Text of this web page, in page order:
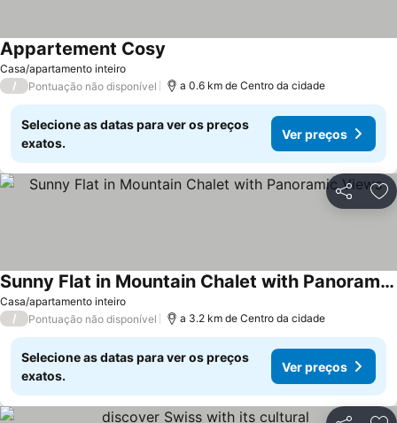
Casa/apartamento inteiro
Appartement Cosy
/ Pontuação não disponível a 0.6 km de Centro da cidade
Selecione as datas para ver os preços
exatos.
Ver preços
Partilhar
Casa/apartamento inteiro
Sunny Flat in Mountain Chalet with Panoramic Views
/ Pontuação não disponível a 3.2 km de Centro da cidade
Selecione as datas para ver os preços
exatos.
Ver preços